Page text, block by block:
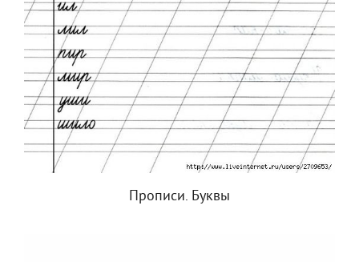
Прописи. Буквы